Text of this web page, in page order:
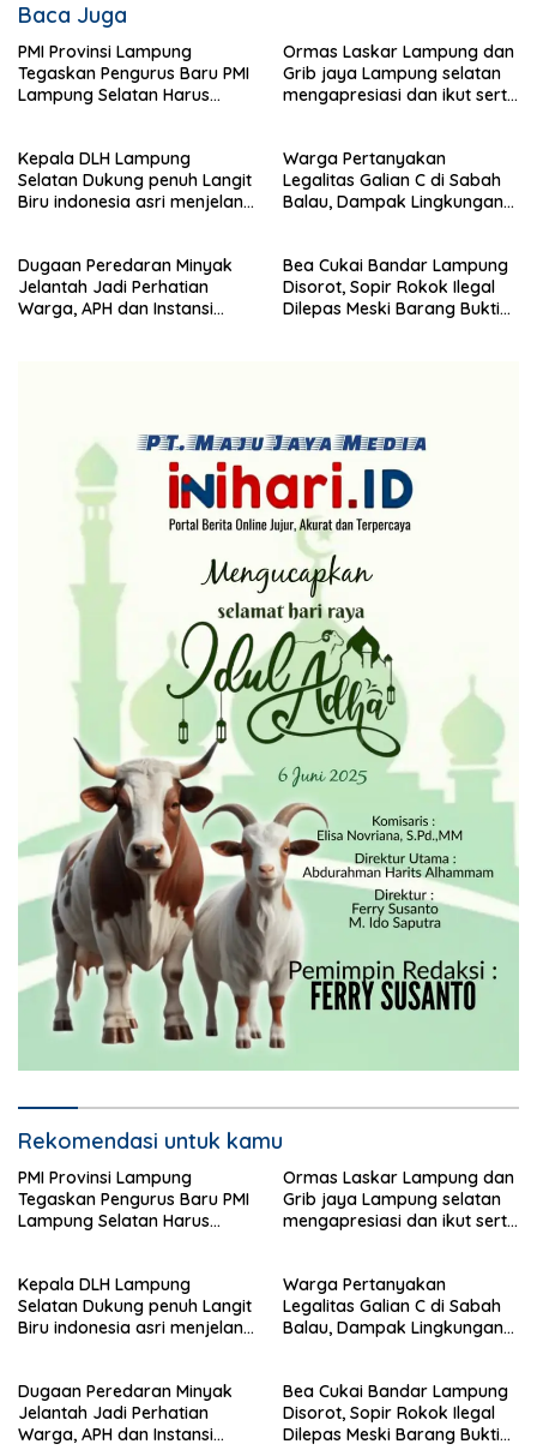
Baca Juga
PMI Provinsi Lampung
Tegaskan Pengurus Baru PMI
Lampung Selatan Harus
Ormas Laskar Lampung dan
Grib jaya Lampung selatan
mengapresiasi dan ikut serta
(dewan pimpinan cabang)
Partai Demokrat Lampung
Selatan gelar aksi bersih-
Kepala DLH Lampung
Selatan Dukung penuh Langit
Biru indonesia asri menjelang
Warga Pertanyakan
Legalitas Galian C di Sabah
Balau, Dampak Lingkungan
Dugaan Peredaran Minyak
Jelantah Jadi Perhatian
Warga, APH dan Instansi
Bea Cukai Bandar Lampung
Disorot, Sopir Rokok Ilegal
Dilepas Meski Barang Bukti
Rekomendasi untuk kamu
PMI Provinsi Lampung
Tegaskan Pengurus Baru PMI
Lampung Selatan Harus
Ormas Laskar Lampung dan
Grib jaya Lampung selatan
mengapresiasi dan ikut serta
(dewan pimpinan cabang)
Partai Demokrat Lampung
Selatan gelar aksi bersih-
Kepala DLH Lampung
Selatan Dukung penuh Langit
Biru indonesia asri menjelang
Warga Pertanyakan
Legalitas Galian C di Sabah
Balau, Dampak Lingkungan
Dugaan Peredaran Minyak
Jelantah Jadi Perhatian
Warga, APH dan Instansi
Bea Cukai Bandar Lampung
Disorot, Sopir Rokok Ilegal
Dilepas Meski Barang Bukti